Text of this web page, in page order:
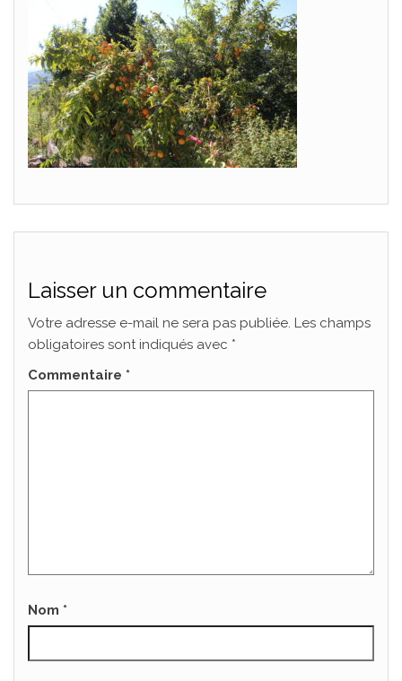
Laisser un commentaire
Votre adresse e-mail ne sera pas publiée. Les champs
obligatoires sont indiqués avec *
Commentaire *
Nom *